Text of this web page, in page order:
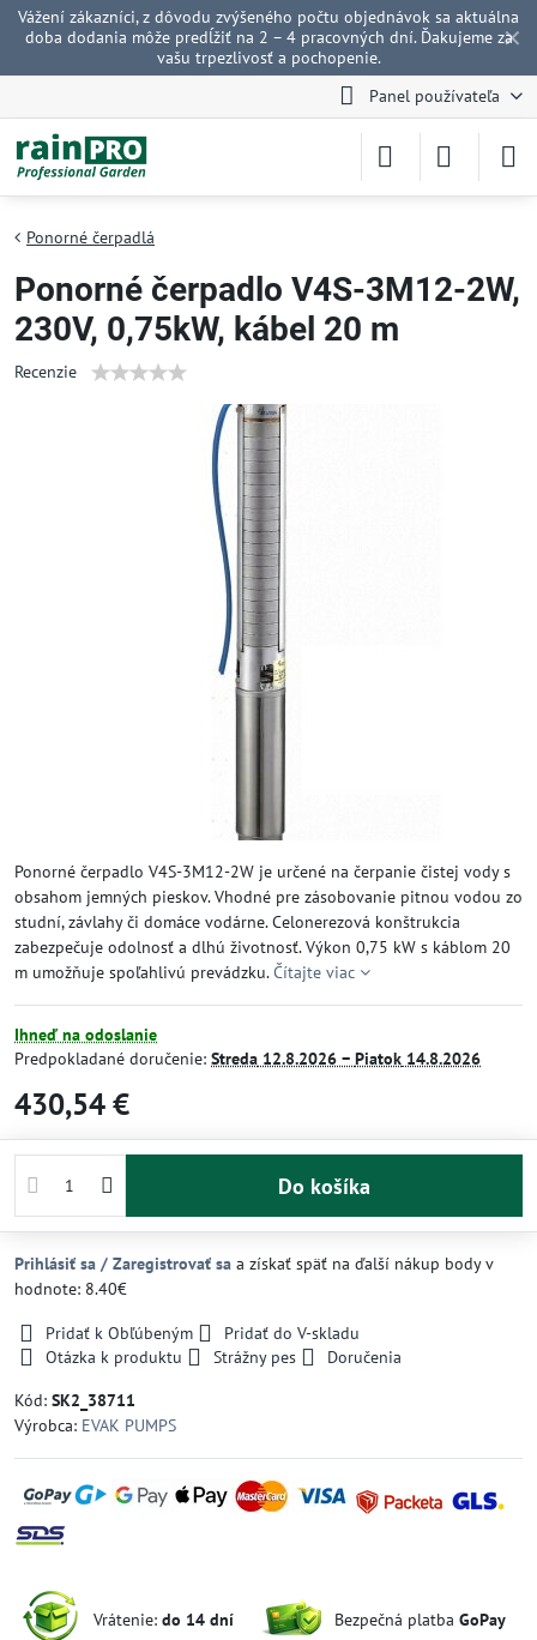
✕
Vážení zákazníci, z dôvodu zvýšeného počtu objednávok sa aktuálna
doba dodania môže predĺžiť na 2 – 4 pracovných dní. Ďakujeme za
vašu trpezlivosť a pochopenie.
Panel používateľa
Ponorné čerpadlá
Ponorné čerpadlo V4S-3M12-2W,
230V, 0,75kW, kábel 20 m
Recenzie
Ponorné čerpadlo V4S-3M12-2W je určené na čerpanie čistej vody s
obsahom jemných pieskov. Vhodné pre zásobovanie pitnou vodou zo
studní, závlahy či domáce vodárne. Celonerezová konštrukcia
zabezpečuje odolnosť a dlhú životnosť. Výkon 0,75 kW s káblom 20
m umožňuje spoľahlivú prevádzku.Čítajte viac
Ihneď na odoslanie
Predpokladané doručenie: Streda 12.8.2026 − Piatok 14.8.2026
430,54 €
Do košíka
Prihlásiť sa / Zaregistrovať sa a získať späť na ďalší nákup body v
hodnote: 8.40€
Pridať k Obľúbeným
Pridať do V-skladu
Otázka k produktu
Strážny pes
Doručenia
Kód: SK2_38711
Výrobca: EVAK PUMPS
Vrátenie: do 14 dní Bezpečná platba GoPay